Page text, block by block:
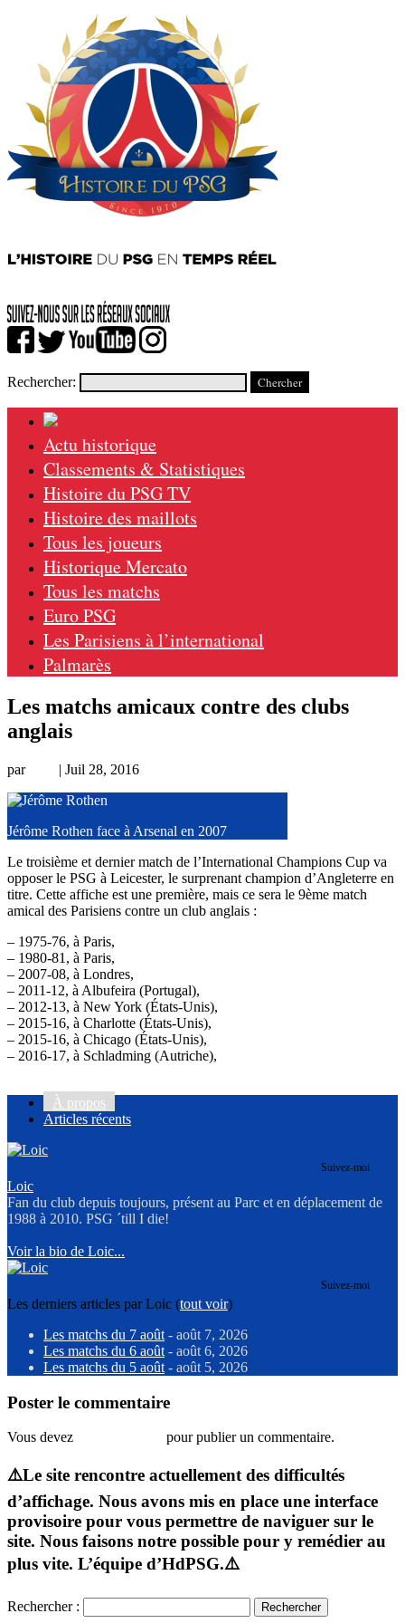
Rechercher:
Actu historique
Classements & Statistiques
Histoire du PSG TV
Histoire des maillots
Tous les joueurs
Historique Mercato
Tous les matchs
Euro PSG
Les Parisiens à l’international
Palmarès
Les matchs amicaux contre des clubs
anglais
par | Juil 28, 2016
Jérôme Rothen face à Arsenal en 2007
Le troisième et dernier match de l’International Champions Cup va
opposer le PSG à Leicester, le surprenant champion d’Angleterre en
titre. Cette affiche est une première, mais ce sera le 9ème match
amical des Parisiens contre un club anglais :
– 1975-76, à Paris,
– 1980-81, à Paris,
– 2007-08, à Londres,
– 2011-12, à Albufeira (Portugal),
– 2012-13, à New York (États-Unis),
– 2015-16, à Charlotte (États-Unis),
– 2015-16, à Chicago (États-Unis),
– 2016-17, à Schladming (Autriche),
À propos
Articles récents
Suivez-moi
Loic
Fan du club depuis toujours, présent au Parc et en déplacement de
1988 à 2010. PSG ´till I die!
Voir la bio de Loic...
Suivez-moi
Les derniers articles par Loic (tout voir)
Les matchs du 7 août - août 7, 2026
Les matchs du 6 août - août 6, 2026
Les matchs du 5 août - août 5, 2026
Poster le commentaire
Vous devez pour publier un commentaire.
⚠️Le site rencontre actuellement des difficultés
d’affichage. Nous avons mis en place une interface
provisoire pour vous permettre de naviguer sur le
site. Nous faisons notre possible pour y remédier au
plus vite. L’équipe d’HdPSG.⚠️
Rechercher :